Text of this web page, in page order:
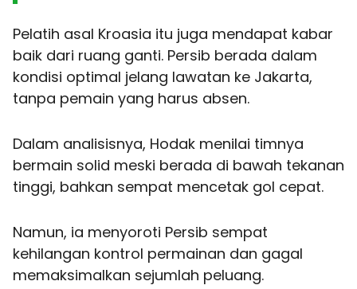
Pelatih asal Kroasia itu juga mendapat kabar
baik dari ruang ganti. Persib berada dalam
kondisi optimal jelang lawatan ke Jakarta,
tanpa pemain yang harus absen.
Dalam analisisnya, Hodak menilai timnya
bermain solid meski berada di bawah tekanan
tinggi, bahkan sempat mencetak gol cepat.
Namun, ia menyoroti Persib sempat
kehilangan kontrol permainan dan gagal
memaksimalkan sejumlah peluang.